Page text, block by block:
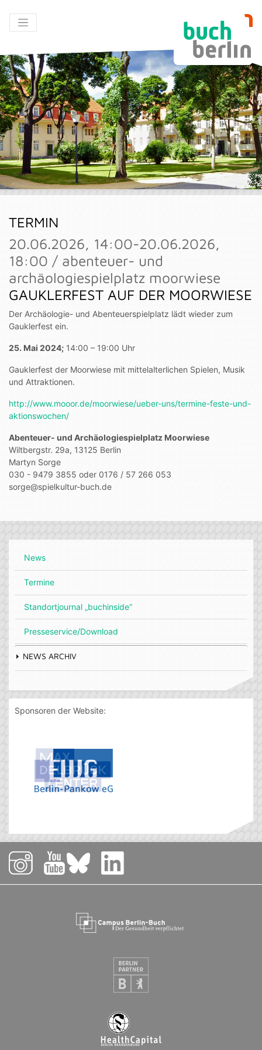
TERMIN
20.06.2026, 14:00-20.06.2026,
18:00 / abenteuer- und
archäologiespielplatz moorwiese
GAUKLERFEST AUF DER MOORWIESE
Der Archäologie- und Abenteuerspielplatz lädt wieder zum
Gauklerfest ein.
25. Mai 2024; 14:00 – 19:00 Uhr
Gauklerfest der Moorwiese mit mittelalterlichen Spielen, Musik
und Attraktionen.
http://www.mooor.de/moorwiese/ueber-uns/termine-feste-und-
aktionswochen/
Abenteuer- und Archäologiespielplatz Moorwiese
Wiltbergstr. 29a, 13125 Berlin
Martyn Sorge
030 - 9479 3855 oder 0176 / 57 266 053
sorge@spielkultur-buch.de
News
Termine
Standortjournal „buchinside“
Presseservice/Download
NEWS ARCHIV
Sponsoren der Website: